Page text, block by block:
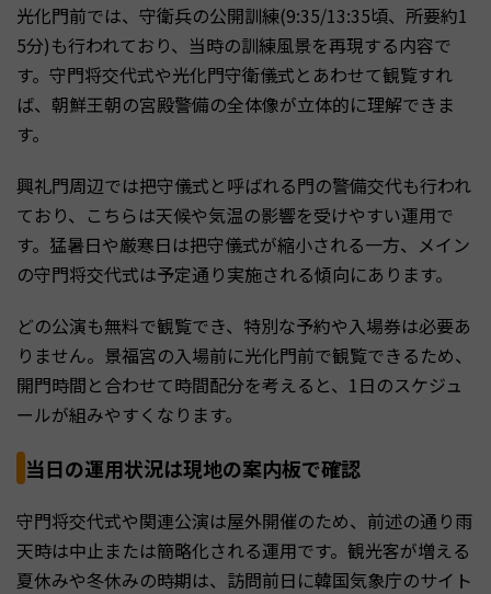
光化門前では、守衛兵の公開訓練(9:35/13:35頃、所要約1
5分)も行われており、当時の訓練風景を再現する内容で
す。守門将交代式や光化門守衛儀式とあわせて観覧すれ
ば、朝鮮王朝の宮殿警備の全体像が立体的に理解できま
す。
興礼門周辺では把守儀式と呼ばれる門の警備交代も行われ
ており、こちらは天候や気温の影響を受けやすい運用で
す。猛暑日や厳寒日は把守儀式が縮小される一方、メイン
の守門将交代式は予定通り実施される傾向にあります。
どの公演も無料で観覧でき、特別な予約や入場券は必要あ
りません。景福宮の入場前に光化門前で観覧できるため、
開門時間と合わせて時間配分を考えると、1日のスケジュ
ールが組みやすくなります。
当日の運用状況は現地の案内板で確認
守門将交代式や関連公演は屋外開催のため、前述の通り雨
天時は中止または簡略化される運用です。観光客が増える
夏休みや冬休みの時期は、訪問前日に韓国気象庁のサイト